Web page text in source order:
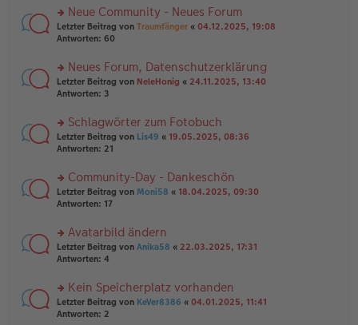
a
g
es
e
n
er
ei
tr
a
u
n
g
es
e
n
er
ei
tr
a
rs
te
n
g
el
e
n
er
tr
a
g
Neue Community - Neues Forum
Letzter Beitrag von Traumfänger « 04.12.2025, 19:08
Antworten: 60
rs
te
n
g
el
e
n
er
tr
a
g
Neues Forum, Datenschutzerklärung
Letzter Beitrag von NeleHonig « 24.11.2025, 13:40
Antworten: 3
rs
te
n
g
el
e
n
er
tr
a
g
Schlagwörter zum Fotobuch
Letzter Beitrag von Lis49 « 19.05.2025, 08:36
Antworten: 21
rs
te
n
g
el
e
n
er
Community-Day - Dankeschön
Letzter Beitrag von Moni58 « 18.04.2025, 09:30
Antworten: 17
rs
te
n
g
el
Avatarbild ändern
Letzter Beitrag von Anika58 « 22.03.2025, 17:31
Antworten: 4
rs
te
Kein Speicherplatz vorhanden
Letzter Beitrag von KeVer8386 « 04.01.2025, 11:41
Antworten: 2